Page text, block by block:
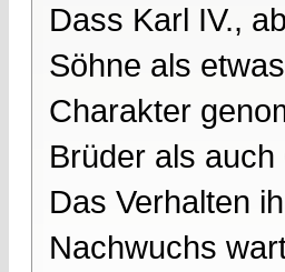
Dass Karl IV.,
Söhne als
Charakter
Brüder als
Das Verhalten
Nachwuchs